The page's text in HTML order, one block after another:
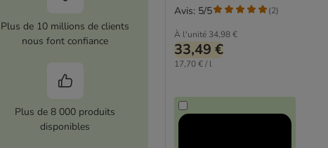
Plus de 10 millions de clients
nous font confiance
Plus de 8 000 produits
disponibles
À l'unité 34,98 €
33,49 €
17,70 € / l
Avis: 5/5 (2)